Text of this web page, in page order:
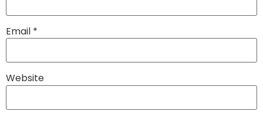
Email *
Website